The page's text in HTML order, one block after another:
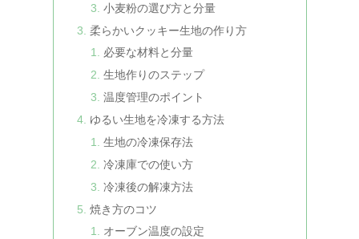
小麦粉の選び方と分量
柔らかいクッキー生地の作り方
必要な材料と分量
生地作りのステップ
温度管理のポイント
ゆるい生地を冷凍する方法
生地の冷凍保存法
冷凍庫での使い方
冷凍後の解凍方法
焼き方のコツ
オーブン温度の設定